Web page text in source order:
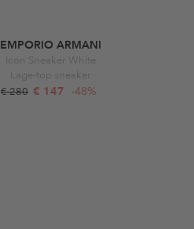
EMPORIO ARMANI
Icon Sneaker White
Lage-top sneaker
€ 280 € 147 -48%